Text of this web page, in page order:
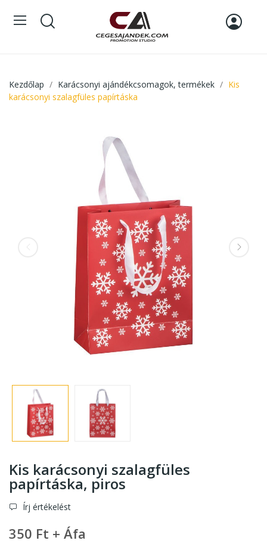
Kezdőlap Karácsonyi ajándékcsomagok, termékek
Kis
karácsonyi szalagfüles papírtáska
Kis karácsonyi szalagfüles
papírtáska, piros
Írj értékelést
350 Ft + Áfa